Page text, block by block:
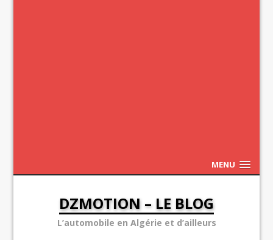
MENU
DZMOTION – LE BLOG
L’automobile en Algérie et d’ailleurs